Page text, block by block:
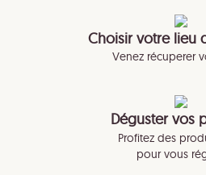
Choisir votre lieu
Venez récuperer
Déguster vos
Profitez des
pour vous